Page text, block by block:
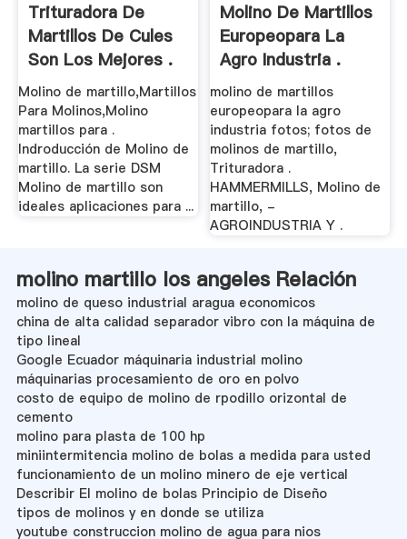
Trituradora De
Martillos De Cules
Son Los Mejores .
Molino de martillo,Martillos
Para Molinos,Molino
martillos para .
Indroducción de Molino de
martillo. La serie DSM
Molino de martillo son
ideales aplicaciones para ...
Molino De Martillos
Europeopara La
Agro Industria .
molino de martillos
europeopara la agro
industria fotos; fotos de
molinos de martillo,
Trituradora .
HAMMERMILLS, Molino de
martillo, -
AGROINDUSTRIA Y .
molino martillo los angeles Relación
molino de queso industrial aragua economicos
china de alta calidad separador vibro con la máquina de
tipo lineal
Google Ecuador máquinaria industrial molino
máquinarias procesamiento de oro en polvo
costo de equipo de molino de rpodillo orizontal de
cemento
molino para plasta de 100 hp
miniintermitencia molino de bolas a medida para usted
funcionamiento de un molino minero de eje vertical
Describir El molino de bolas Principio de Diseño
tipos de molinos y en donde se utiliza
youtube construccion molino de agua para nios